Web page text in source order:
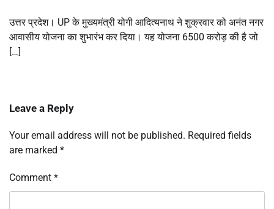
उत्तर प्रदेश। UP के मुख्यमंत्री योगी आदित्यनाथ ने शुक्रवार को अनंत नगर
आवासीय योजना का शुभारंभ कर दिया। यह योजना 6500 करोड़ की है जो
[…]
Leave a Reply
Your email address will not be published. Required fields
are marked *
Comment *